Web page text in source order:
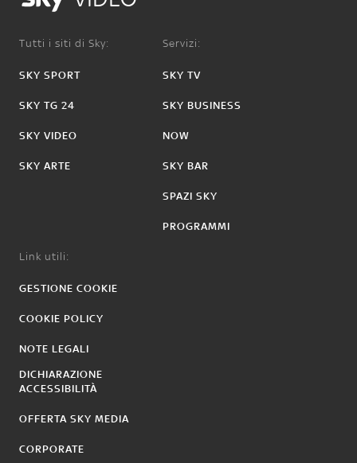
Tutti i siti di Sky:
SKY SPORT
SKY TG 24
SKY VIDEO
SKY ARTE
Servizi:
SKY TV
SKY BUSINESS
NOW
SKY BAR
SPAZI SKY
PROGRAMMI
Link utili:
GESTIONE COOKIE
COOKIE POLICY
NOTE LEGALI
DICHIARAZIONE
ACCESSIBILITÀ
OFFERTA SKY MEDIA
CORPORATE